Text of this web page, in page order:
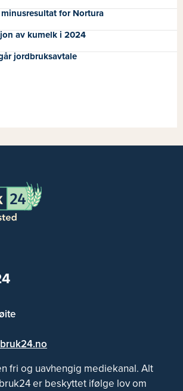
for Nortura
av kumelk i 2024
jordbruksavtale
fri og uavhengig mediekanal. Alt
er beskyttet ifølge lov om